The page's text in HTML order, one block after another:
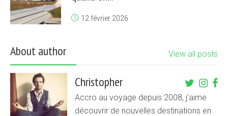
12 février 2026
About author View all posts
Christopher
Accro au voyage depuis 2008, j'aime
découvrir de nouvelles destinations en